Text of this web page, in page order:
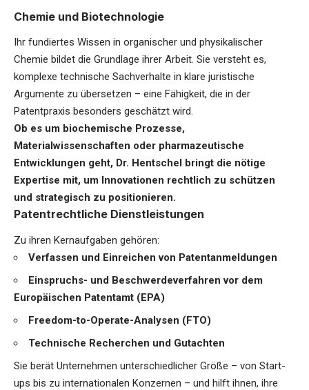
Chemie und Biotechnologie
Ihr fundiertes Wissen in organischer und physikalischer
Chemie bildet die Grundlage ihrer Arbeit. Sie versteht es,
komplexe technische Sachverhalte in klare juristische
Argumente zu übersetzen – eine Fähigkeit, die in der
Patentpraxis besonders geschätzt wird.
Ob es um biochemische Prozesse,
Materialwissenschaften oder pharmazeutische
Entwicklungen geht, Dr. Hentschel bringt die nötige
Expertise mit, um Innovationen rechtlich zu schützen
und strategisch zu positionieren.
Patentrechtliche Dienstleistungen
Zu ihren Kernaufgaben gehören:
Verfassen und Einreichen von Patentanmeldungen
Einspruchs- und Beschwerdeverfahren vor dem
Europäischen Patentamt (EPA)
Freedom-to-Operate-Analysen (FTO)
Technische Recherchen und Gutachten
Sie berät Unternehmen unterschiedlicher Größe – von Start-
ups bis zu internationalen Konzernen – und hilft ihnen, ihre